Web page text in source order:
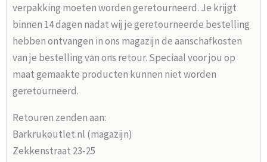
verpakking moeten worden geretourneerd. Je krijgt
binnen 14 dagen nadat wij je geretourneerde bestelling
hebben ontvangen in ons magazijn de aanschafkosten
van je bestelling van ons retour. Speciaal voor jou op
maat gemaakte producten kunnen niet worden
geretourneerd.
Retouren zenden aan:
Barkrukoutlet.nl (magazijn)
Zekkenstraat 23-25